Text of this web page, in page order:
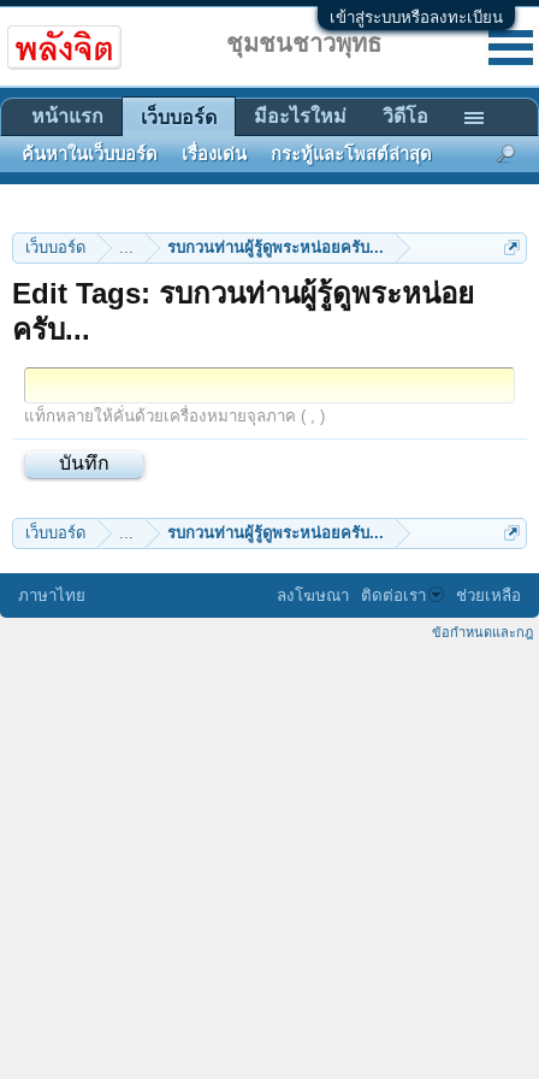
เข้าสู่ระบบหรือลงทะเบียน
เว็บบอร์ด ... รบกวนท่านผู้รู้ดูพระหน่อยครับ...
Edit Tags: รบกวนท่านผู้รู้ดูพระหน่อย
ครับ...
แท็กหลายให้คั่นด้วยเครื่องหมายจุลภาค ( , )
เว็บบอร์ด ... รบกวนท่านผู้รู้ดูพระหน่อยครับ...
ชุมชนชาวพุทธ
หน้าแรก เว็บบอร์ด
ค้นหาในเว็บบอร์ด เรื่องเด่น กระทู้และโพสต์ล่าสุด
มีอะไรใหม่ วิดีโอ
ภาษาไทย ลงโฆษณา ติดต่อเรา ช่วยเหลือ
ข้อกำหนดและกฎ